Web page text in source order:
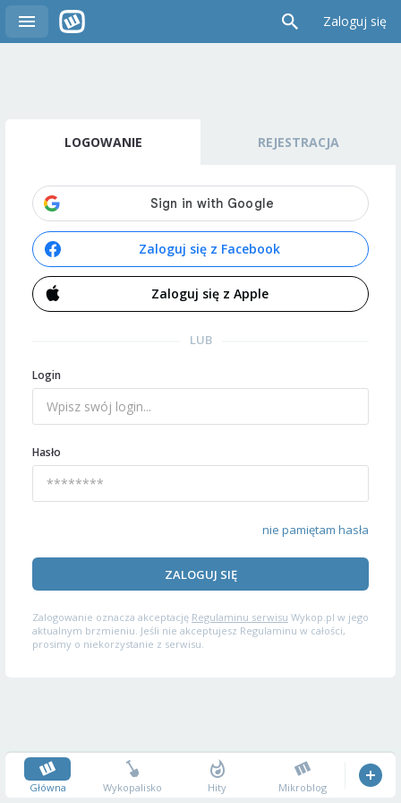
Zaloguj się
LOGOWANIE REJESTRACJA
Zaloguj się z Facebook
Zaloguj się z Apple
LUB
Login
Hasło
nie pamiętam hasła
ZALOGUJ SIĘ
Zalogowanie oznacza akceptację Regulaminu serwisu Wykop.pl w jego
aktualnym brzmieniu. Jeśli nie akceptujesz Regulaminu w całości,
prosimy o niekorzystanie z serwisu.
Główna Wykopalisko Hity Mikroblog